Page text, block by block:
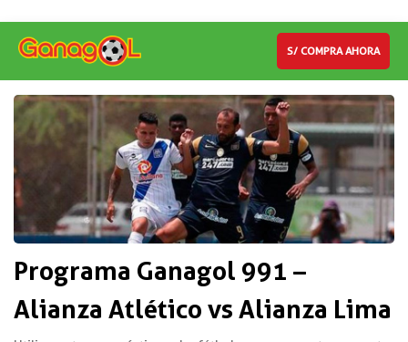
S/ COMPRA AHORA
Programa Ganagol 991 –
Alianza Atlético vs Alianza Lima